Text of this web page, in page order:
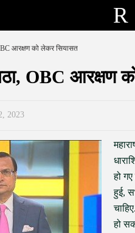
आरक्षण को लेकर सियासत
OBC आरक्षण
2023
हो
हुई,
हो